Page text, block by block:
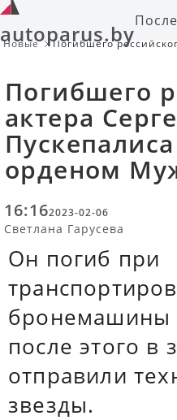
autoparus.by
Новые
Погибшего
Погибшего
актера
орденом
16:162023-02-06
Светлана Гарусева
Он погиб при
бронемашины
после этого в
отправили
звезды.